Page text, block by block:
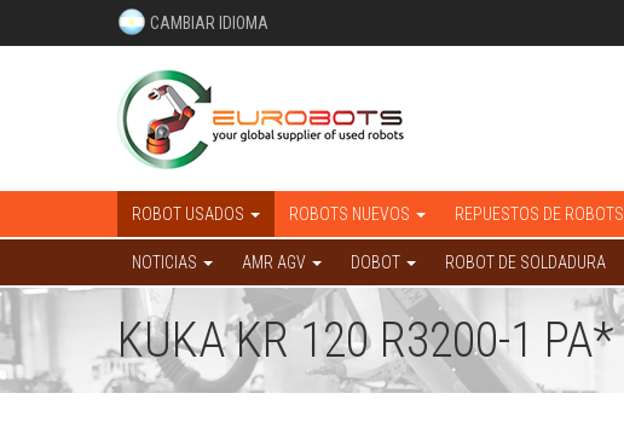
CAMBIAR IDIOMA
ROBOT USADOS ROBOTS NUEVOS REPUESTOS DE ROBOTS
NOTICIAS AMR AGV DOBOT ROBOT DE SOLDADURA
KUKA KR 120 R3200-1 PA*